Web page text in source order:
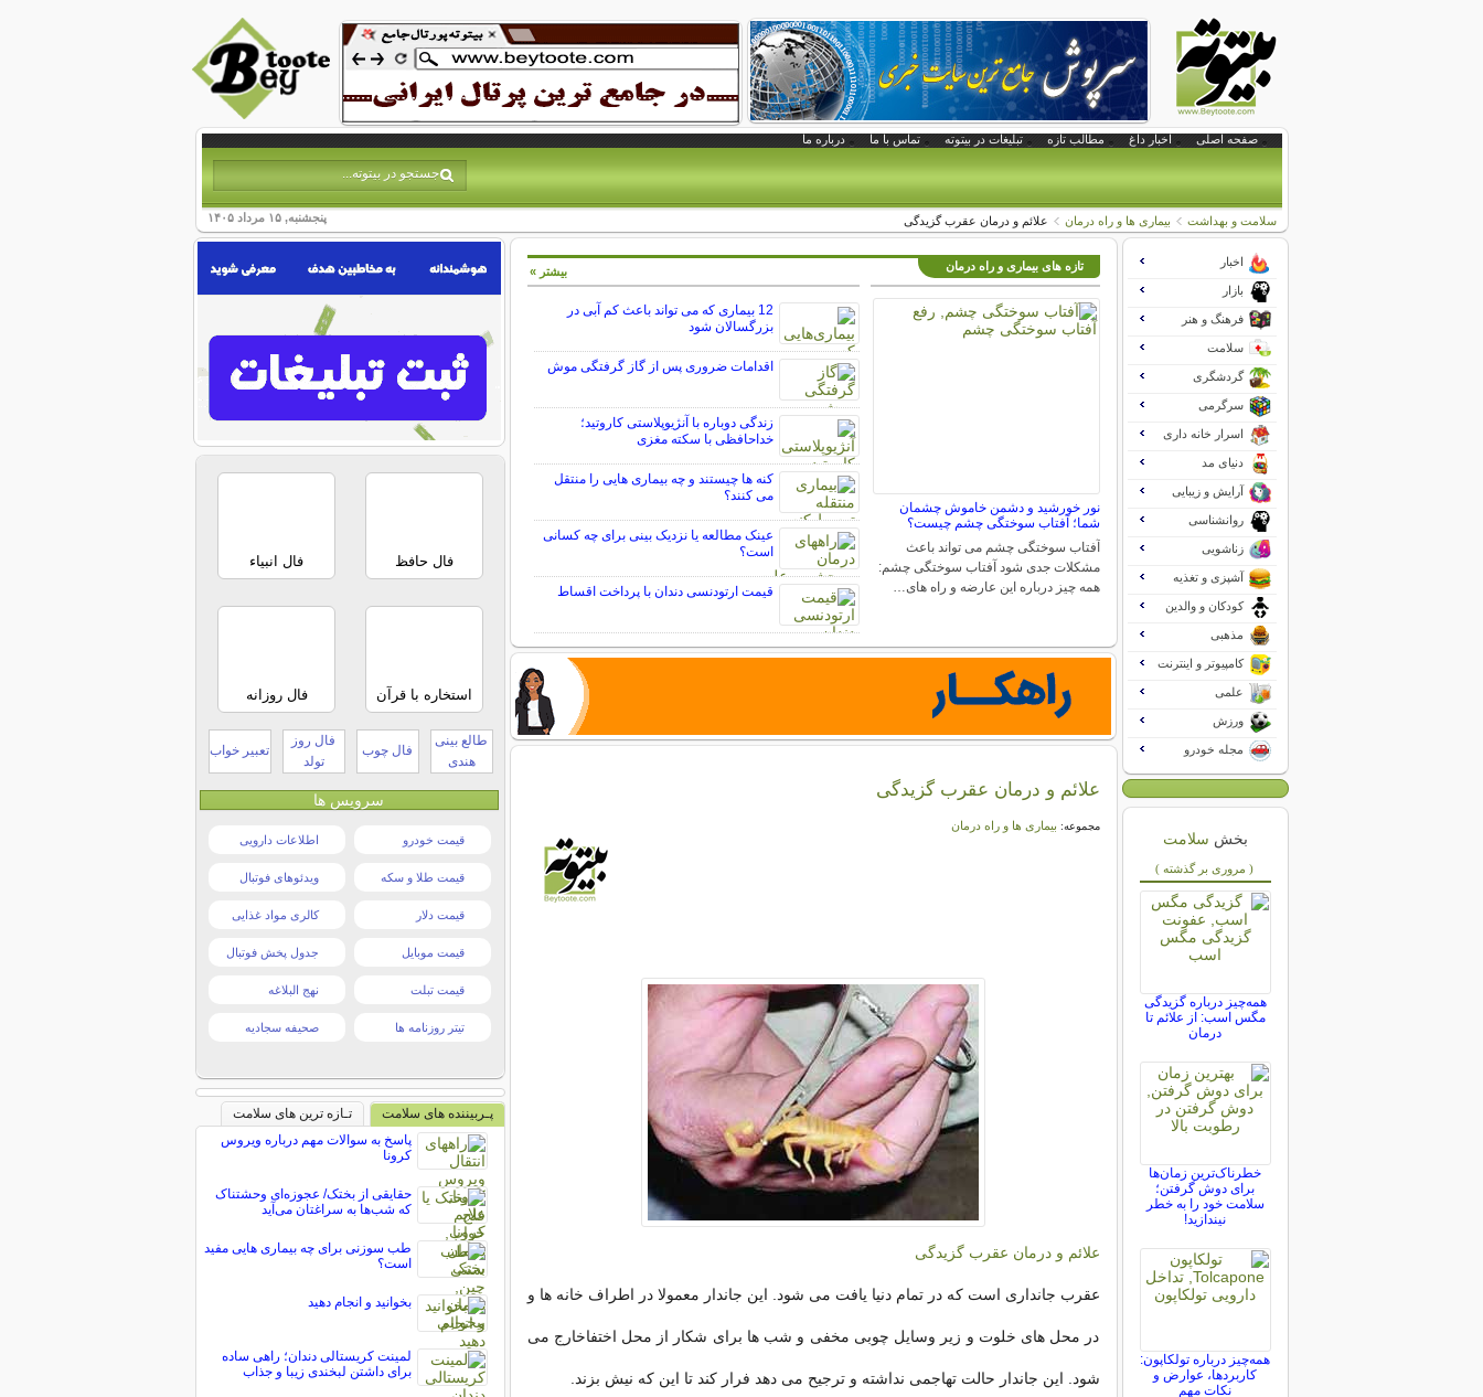
صفحه اصلی اخبار داغ مطالب تازه تبلیغات در بیتوته تماس با ما درباره ما
پنجشنبه, ۱۵ مرداد ۱۴۰۵ سلامت و بهداشت بیماری ها و راه درمان علائم و درمان عقرب گزیدگی
تازه های بیماری و راه درمان
نور خورشید و دشمن خاموش چشمان
شما؛ آفتاب سوختگی چشم چیست؟
آفتاب سوختگی چشم می تواند باعث
مشکلات جدی شود آفتاب سوختگی چشم:
همه چیز درباره این عارضه و راه های…
12 بیماری که می تواند باعث کم آبی در
بزرگسالان شود
اقدامات ضروری پس از گاز گرفتگی موش
زندگی دوباره با آنژیوپلاستی کاروتید؛
خداحافظی با سکته مغزی
کنه ها چیستند و چه بیماری هایی را منتقل
می کنند؟
عینک مطالعه یا نزدیک بینی برای چه کسانی
است؟
قیمت ارتودنسی دندان با پرداخت اقساط
بیشتر »
علائم و درمان عقرب گزیدگی
مجموعه: بیماری ها و راه درمان
علائم و درمان عقرب گزیدگی
عقرب جانداری است که در تمام دنیا یافت می شود. این جاندار معمولا در اطراف خانه ها و
در محل های خلوت و زیر وسایل چوبی مخفی و شب ها برای شکار از محل اختفاخارج می
شود. این جاندار حالت تهاجمی نداشته و ترجیح می دهد فرار کند تا این که نیش بزند.
اخبار
بازار
فرهنگ و هنر
سلامت
گردشگری
سرگرمی
اسرار خانه داری
دنیای مد
آرایش و زیبایی
روانشناسی
زناشویی
آشپزی و تغذیه
کودکان و والدین
مذهبی
کامپیوتر و اینترنت
علمی
ورزش
مجله خودرو
بخش سلامت
( مروری بر گذشته )
همه‌چیز درباره گزیدگی
مگس اسب: از علائم تا
درمان
خطرناک‌ترین زمان‌ها
برای دوش گرفتن؛
سلامت خود را به خطر
نیندازید!
همه‌چیز درباره تولکاپون:
کاربردها، عوارض و
نکات مهم
فال حافظ فال انبیاء
استخاره با قرآن فال روزانه
طالع بینی
هندی
فال چوب
فال روز
تولد
تعبیر خواب
سرویس ها
قیمت خودرو اطلاعات دارویی
قیمت طلا و سکه ویدئوهای فوتبال
قیمت دلار کالری مواد غذایی
قیمت موبایل جدول پخش فوتبال
قیمت تبلت نهج البلاغه
تیتر روزنامه ها صحیفه سجادیه
پـربیننده های سلامت
تـازه ترین های سلامت
پاسخ به سوالات مهم درباره ویروس
کرونا
حقایقی از بختک/ عجوزه‌ای وحشتناک
که شب‌ها به سراغتان می‌آید
طب سوزنی برای چه بیماری هایی مفید
است؟
بخوانید و انجام دهید
لمینت کریستالی دندان؛ راهی ساده
برای داشتن لبخندی زیبا و جذاب